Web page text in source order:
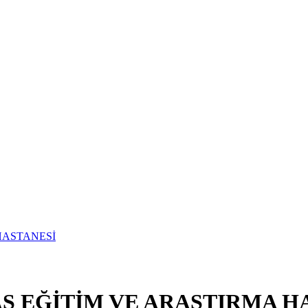
EĞİTİM VE ARAŞTIRMA